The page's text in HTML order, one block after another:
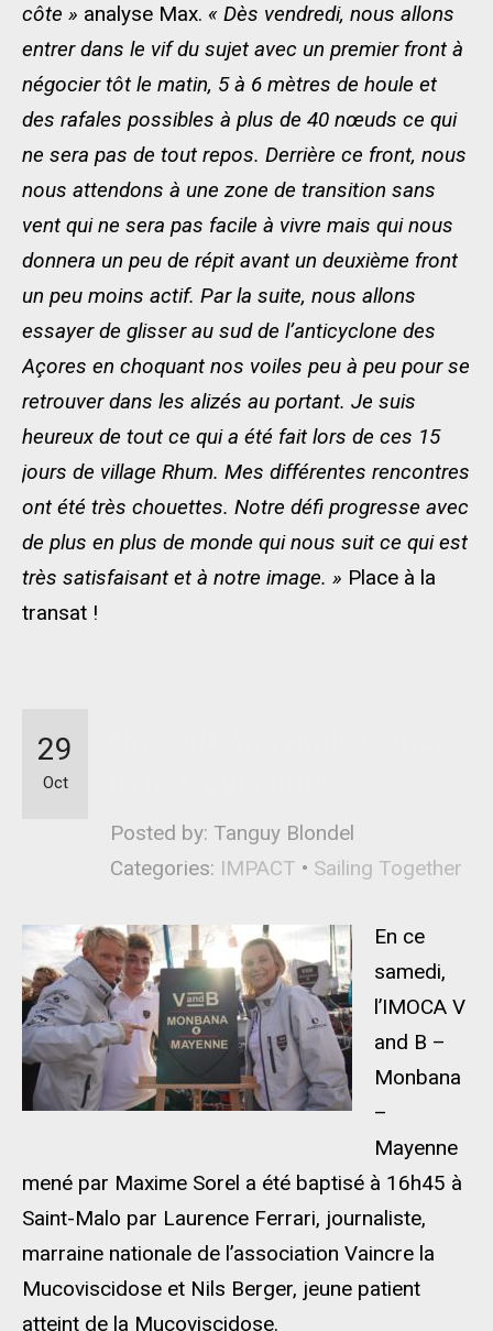
côte » analyse Max. « Dès vendredi, nous allons
entrer dans le vif du sujet avec un premier front à
négocier tôt le matin, 5 à 6 mètres de houle et
des rafales possibles à plus de 40 nœuds ce qui
ne sera pas de tout repos. Derrière ce front, nous
nous attendons à une zone de transition sans
vent qui ne sera pas facile à vivre mais qui nous
donnera un peu de répit avant un deuxième front
un peu moins actif. Par la suite, nous allons
essayer de glisser au sud de l’anticyclone des
Açores en choquant nos voiles peu à peu pour se
retrouver dans les alizés au portant. Je suis
heureux de tout ce qui a été fait lors de ces 15
jours de village Rhum. Mes différentes rencontres
ont été très chouettes. Notre défi progresse avec
de plus en plus de monde qui nous suit ce qui est
très satisfaisant et à notre image. » Place à la
transat !
Posted by: Tanguy Blondel
Categories: IMPACT • Sailing Together
29
Oct
En ce
samedi,
l’IMOCA V
and B –
Monbana
–
Mayenne
mené par Maxime Sorel a été baptisé à 16h45 à
Saint-Malo par Laurence Ferrari, journaliste,
marraine nationale de l’association Vaincre la
Mucoviscidose et Nils Berger, jeune patient
atteint de la Mucoviscidose.